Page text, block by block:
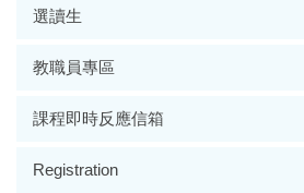
選讀生
教職員專區
課程即時反應信箱
Registration